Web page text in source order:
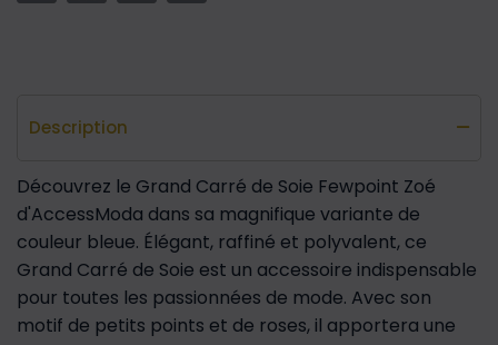
Description
Découvrez le Grand Carré de Soie Fewpoint Zoé
d'AccessModa dans sa magnifique variante de
couleur bleue. Élégant, raffiné et polyvalent, ce
Grand Carré de Soie est un accessoire indispensable
pour toutes les passionnées de mode. Avec son
motif de petits points et de roses, il apportera une